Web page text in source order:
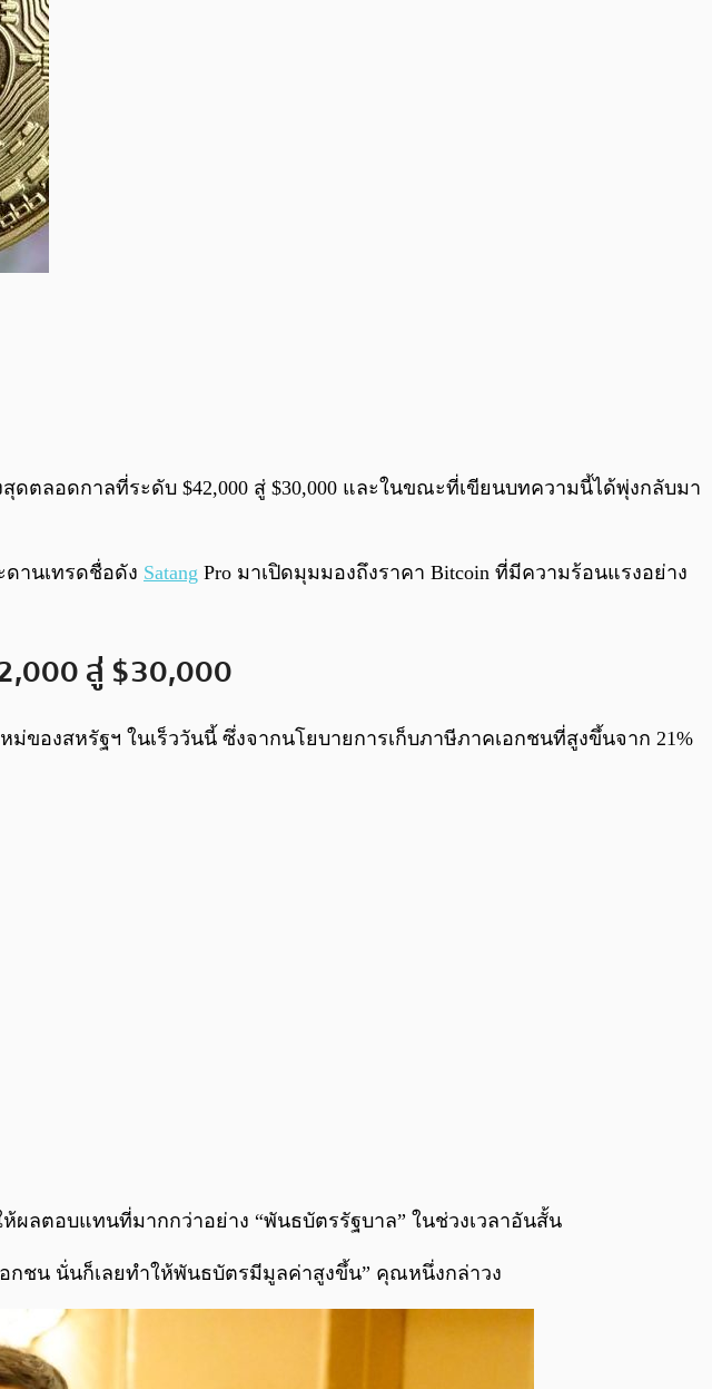
/ 0:00
สุดตลอดกาลที่ระดับ $42,000 สู่ $30,000 และในขณะที่เขียนบทความนี้ได้พุ่งกลับมา
านเทรดชื่อดัง Satang Pro มาเปิดมุมมองถึงราคา Bitcoin ที่มีความร้อนแรงอย่าง
สู่ $30,000
ของสหรัฐฯ ในเร็ววันนี้ ซึ่งจากนโยบายการเก็บภาษีภาคเอกชนที่สูงขึ้นจาก 21%
ลตอบแทนที่มากกว่าอย่าง “พันธบัตรรัฐบาล” ในช่วงเวลาอันสั้น
กชน นั่นก็เลยทำให้พันธบัตรมีมูลค่าสูงขึ้น” คุณหนึ่งกล่าวง